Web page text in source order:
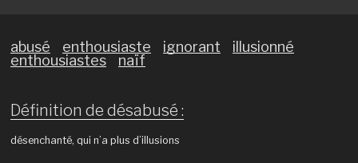
abusé enthousiaste ignorant
illusionné
enthousiastes
naïf
Définition de désabusé :
désenchanté, qui n’a plus d’illusions